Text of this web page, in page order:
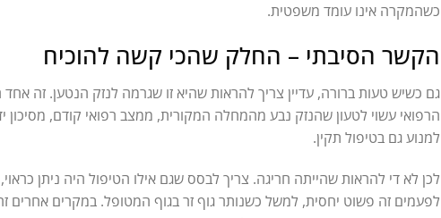
כשהמקרה אינו עומד משפטית.
הקשר הסיבתי – החלק שהכי קשה להוכיח
גם כשיש טעות ברורה, עדיין צריך להראות שהיא זו שגרמה לנזק הנטען. זה
הרפואי עשוי לטעון שהנזק נבע מהמחלה המקורית, ממצב רפואי קודם, מסיכון
למנוע גם בטיפול תקין.
לכן לא די להראות שהייתה חריגה. צריך לבסס שגם אילו הטיפול היה ניתן
לפעמים זה פשוט יחסית, למשל כשנותר גוף זר בגוף המטופל. במקרים אחרים זה